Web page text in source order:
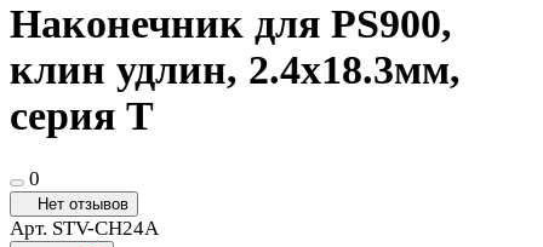
Наконечник для PS900,
клин удлин, 2.4х18.3мм,
серия T
0
Нет отзывов
Арт. STV-CH24A